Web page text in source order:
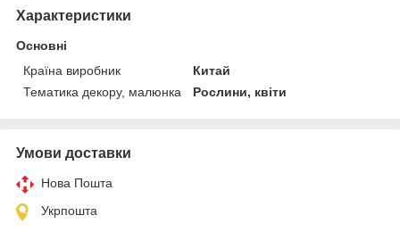
Характеристики
Основні
Країна виробник
Китай
Тематика декору, малюнка
Рослини, квіти
Умови доставки
Нова Пошта
Укрпошта